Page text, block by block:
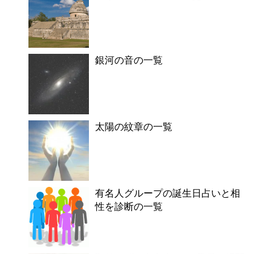
銀河の音の一覧
太陽の紋章の一覧
有名人グループの誕生日占いと相
性を診断の一覧